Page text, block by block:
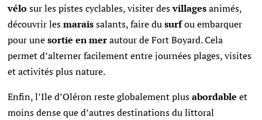
vélo sur les pistes cyclables, visiter desvillagesanimés,
découvrir lesmaraissalants, faire dusurfou embarquer
pour unesortie en merautour de Fort Boyard. Cela
permet d’alterner facilement entre journées plages, visites
et activités plus nature.
Enfin, l’Ile d’Oléron reste globalement plusabordable et
moins dense que d’autres destinations du littoral